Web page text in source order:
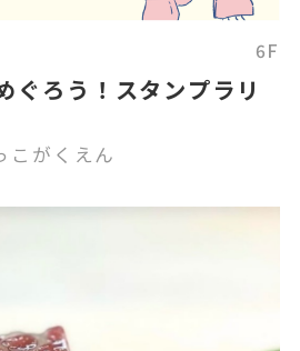
6F
ぐろう！スタンプラリ
こがくえん